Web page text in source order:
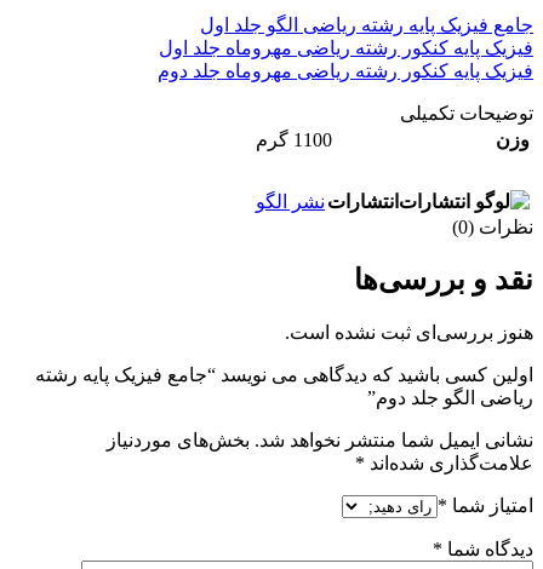
جامع فیزیک پایه رشته ریاضی الگو جلد اول
فیزیک پایه کنکور رشته ریاضی مهروماه جلد اول
فیزیک پایه کنکور رشته ریاضی مهروماه جلد دوم
توضیحات تکمیلی
وزن
1100 گرم
انتشارات نشر الگو
نظرات (0)
نقد و بررسی‌ها
هنوز بررسی‌ای ثبت نشده است.
اولین کسی باشید که دیدگاهی می نویسد “جامع فیزیک پایه رشته
ریاضی الگو جلد دوم”
نشانی ایمیل شما منتشر نخواهد شد. بخش‌های موردنیاز
علامت‌گذاری شده‌اند *
امتیاز شما *
دیدگاه شما *